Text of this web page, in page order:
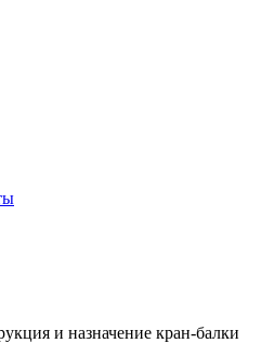
и назначение кран-балки